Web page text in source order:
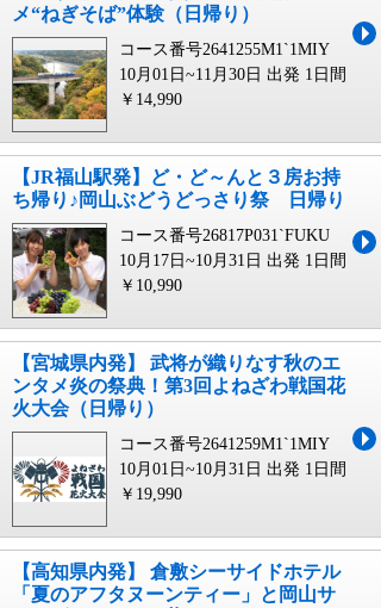
メ“ねぎそば”体験（日帰り）
コース番号2641255M1`1MIY
10月01日~11月30日 出発 1日間
￥14,990
【JR福山駅発】ど・ど～んと３房お持
ち帰り♪岡山ぶどうどっさり祭 日帰り
コース番号26817P031`FUKU
10月17日~10月31日 出発 1日間
￥10,990
【宮城県内発】 武将が織りなす秋のエ
ンタメ炎の祭典！第3回よねざわ戦国花
火大会（日帰り）
コース番号2641259M1`1MIY
10月01日~10月31日 出発 1日間
￥19,990
【高知県内発】 倉敷シーサイドホテル
「夏のアフタヌーンティー」と岡山サ